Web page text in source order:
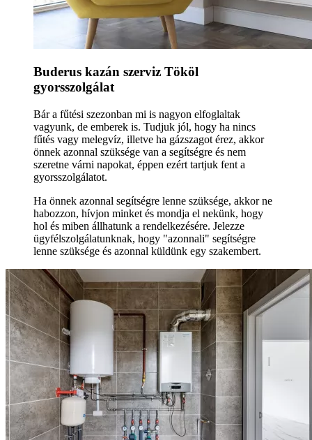
Buderus kazán szerviz Tököl
gyorsszolgálat
Bár a fűtési szezonban mi is nagyon elfoglaltak
vagyunk, de emberek is. Tudjuk jól, hogy ha nincs
fűtés vagy melegvíz, illetve ha gázszagot érez, akkor
önnek azonnal szüksége van a segítségre és nem
szeretne várni napokat, éppen ezért tartjuk fent a
gyorsszolgálatot.
Ha önnek azonnal segítségre lenne szüksége, akkor ne
habozzon, hívjon minket és mondja el nekünk, hogy
hol és miben állhatunk a rendelkezésére. Jelezze
ügyfélszolgálatunknak, hogy "azonnali" segítségre
lenne szüksége és azonnal küldünk egy szakembert.